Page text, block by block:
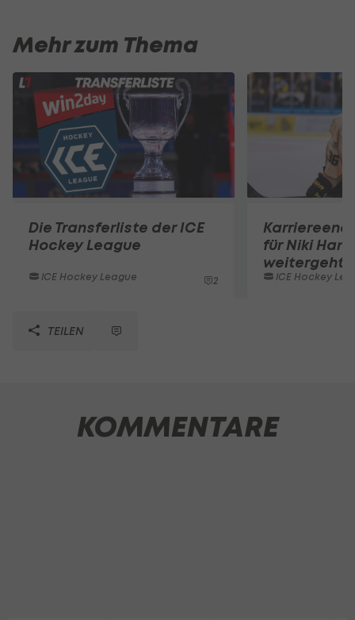
Mehr zum Thema
Die Transferliste der ICE
Hockey League
ICE Hockey League 2
für Niki Hartl
weitergeht
ICE Hockey
TEILEN
KOMMENTARE